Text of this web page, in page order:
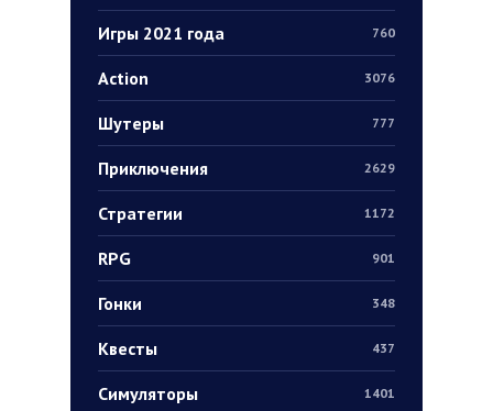
Игры 2021 года 760
Action 3076
Шутеры 777
Приключения 2629
Стратегии 1172
RPG 901
Гонки 348
Квесты 437
Симуляторы 1401